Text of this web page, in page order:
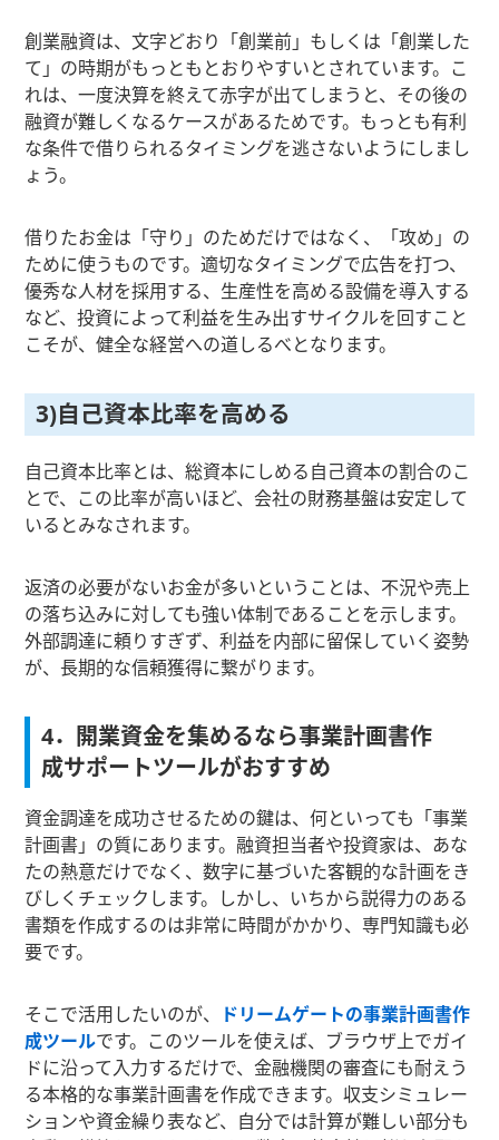
創業融資は、文字どおり「創業前」もしくは「創業した
て」の時期がもっともとおりやすいとされています。こ
れは、一度決算を終えて赤字が出てしまうと、その後の
融資が難しくなるケースがあるためです。もっとも有利
な条件で借りられるタイミングを逃さないようにしまし
ょう。
借りたお金は「守り」のためだけではなく、「攻め」の
ために使うものです。適切なタイミングで広告を打つ、
優秀な人材を採用する、生産性を高める設備を導入する
など、投資によって利益を生み出すサイクルを回すこと
こそが、健全な経営への道しるべとなります。
3)自己資本比率を高める
自己資本比率とは、総資本にしめる自己資本の割合のこ
とで、この比率が高いほど、会社の財務基盤は安定して
いるとみなされます。
返済の必要がないお金が多いということは、不況や売上
の落ち込みに対しても強い体制であることを示します。
外部調達に頼りすぎず、利益を内部に留保していく姿勢
が、長期的な信頼獲得に繋がります。
4．開業資金を集めるなら事業計画書作
成サポートツールがおすすめ
資金調達を成功させるための鍵は、何といっても「事業
計画書」の質にあります。融資担当者や投資家は、あな
たの熱意だけでなく、数字に基づいた客観的な計画をき
びしくチェックします。しかし、いちから説得力のある
書類を作成するのは非常に時間がかかり、専門知識も必
要です。
そこで活用したいのが、
ドリームゲートの事業計画書作
成ツールです。このツールを使えば、ブラウザ上でガイ
ドに沿って入力するだけで、金融機関の審査にも耐えう
る本格的な事業計画書を作成できます。収支シミュレー
ションや資金繰り表など、自分では計算が難しい部分も